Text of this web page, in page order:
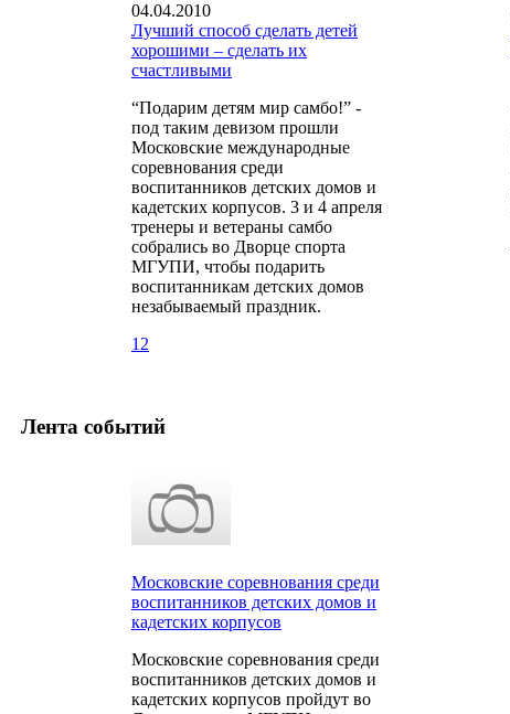
04.04.2010
Лучший способ сделать детей
хорошими – сделать их
счастливыми
“Подарим детям мир самбо!” -
под таким девизом прошли
Московские международные
соревнования среди
воспитанников детских домов и
кадетских корпусов. 3 и 4 апреля
тренеры и ветераны самбо
собрались во Дворце спорта
МГУПИ, чтобы подарить
воспитанникам детских домов
незабываемый праздник.
12
Лента событий
Московские соревнования среди
воспитанников детских домов и
кадетских корпусов
Московские соревнования среди
воспитанников детских домов и
кадетских корпусов пройдут во